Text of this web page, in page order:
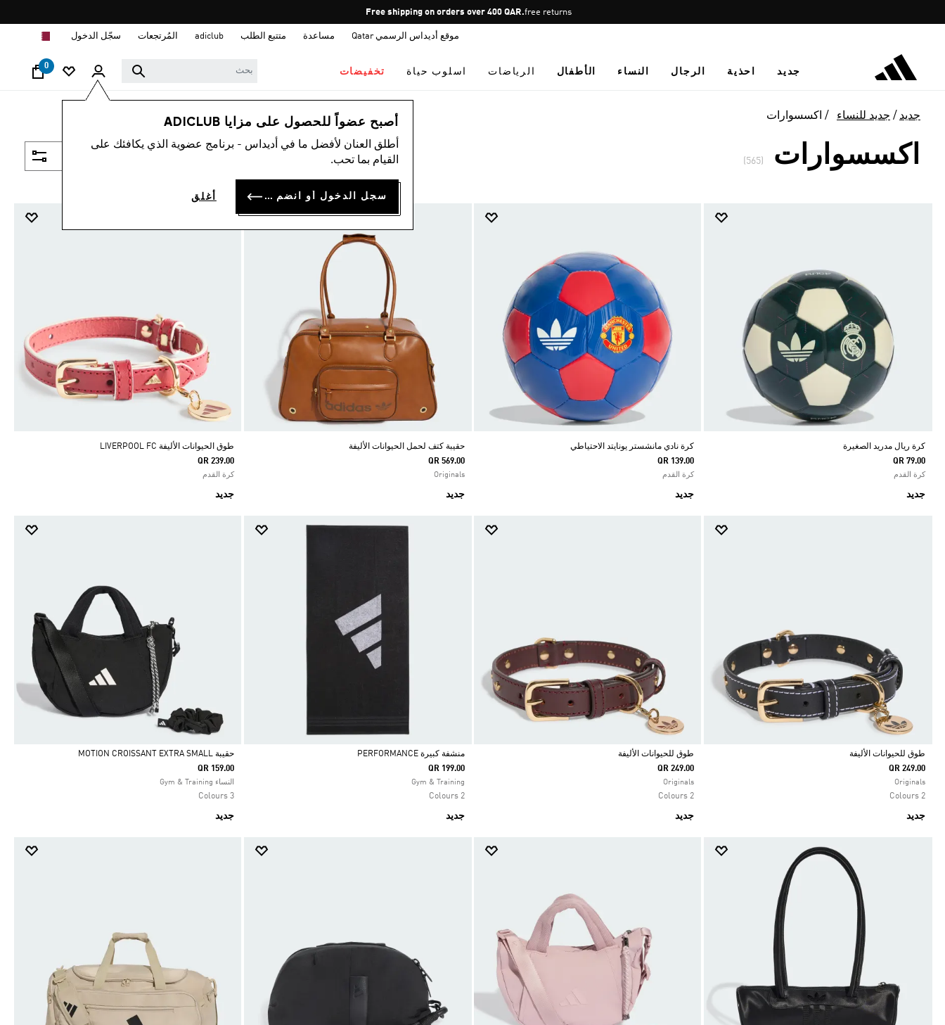
Pause
promotion
free returns
موقع أديداس الرسمي Qatar مساعدة متتبع الطلب adiclub المُرتجعات سجّل الدخول
جديد احذية الرجال النساء الأطفال الرياضات اسلوب حياة تخفيضات
0
أصبح عضواً للحصول على مزايا ADICLUB
أطلق العنان لأفضل ما في أديداس - برنامج عضوية الذي يكافئك على
القيام بما تحب.
سجل الدخول أو انضم الآن أغلق
جديد جديد للنساء اكسسوارات
اكسسوارات (565)
كرة ريال مدريد الصغيرة
QR 79.00
كرة القدم
جديد
كرة نادي مانشستر يونايتد الاحتياطي
QR 139.00
كرة القدم
جديد
حقيبة كتف لحمل الحيوانات الأليفة
QR 569.00
Originals
جديد
طوق الحيوانات الأليفة LIVERPOOL FC
QR 239.00
كرة القدم
جديد
Selected
طوق للحيوانات الأليفة
QR 249.00
Originals
2 Colours
جديد
Selected
طوق للحيوانات الأليفة
QR 249.00
Originals
2 Colours
جديد
Selected
منشفة كبيرة PERFORMANCE
QR 199.00
Gym & Training
2 Colours
جديد
Selected
حقيبة MOTION CROISSANT EXTRA SMALL
QR 159.00
النساء Gym & Training
3 Colours
جديد